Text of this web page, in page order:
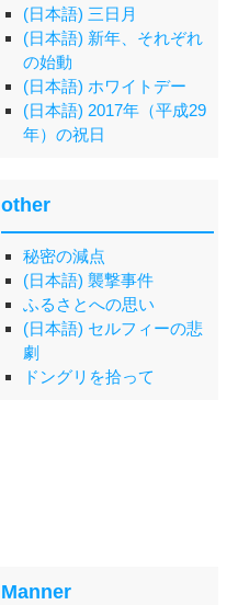
(日本語) 三日月
(日本語) 新年、それぞれ
の始動
(日本語) ホワイトデー
(日本語) 2017年（平成29
年）の祝日
other
秘密の減点
(日本語) 襲撃事件
ふるさとへの思い
(日本語) セルフィーの悲
劇
ドングリを拾って
Manner